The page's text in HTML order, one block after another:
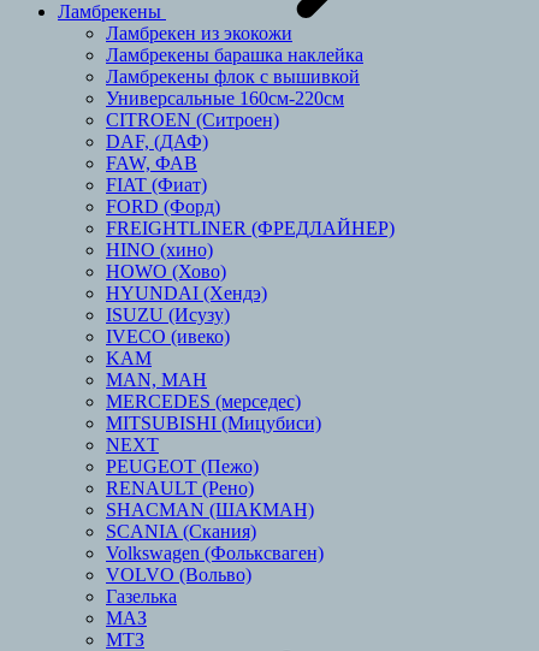
Ламбрекены
Ламбрекен из экокожи
Ламбрекены барашка наклейка
Ламбрекены флок с вышивкой
Универсальные 160см-220см
CITROEN (Ситроен)
DAF, (ДАФ)
FAW, ФАВ
FIAT (Фиат)
FORD (Форд)
FREIGHTLINER (ФРЕДЛАЙНЕР)
HINO (хино)
HOWO (Хово)
HYUNDAI (Хендэ)
ISUZU (Исузу)
IVECO (ивеко)
KAM
MAN, МАН
MERCEDES (мерседес)
MITSUBISHI (Мицубиси)
NEXT
PEUGEOT (Пежо)
RENAULT (Рено)
SHACMAN (ШАКМАН)
SCANIA (Скания)
Volkswagen (Фольксваген)
VOLVO (Вольво)
Газелька
МАЗ
МТЗ